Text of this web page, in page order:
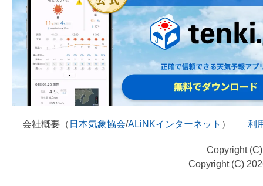
会社概要（ 日本気象協会/ALiNKインターネット ） 利
Copyright
Copyright (C)